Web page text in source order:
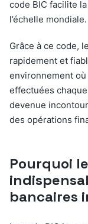
code BIC facilite
l’échelle mondiale.
Grâce à ce code,
rapidement et
environnement
effectuées
devenue
des opérations
Pourquoi
bancaires